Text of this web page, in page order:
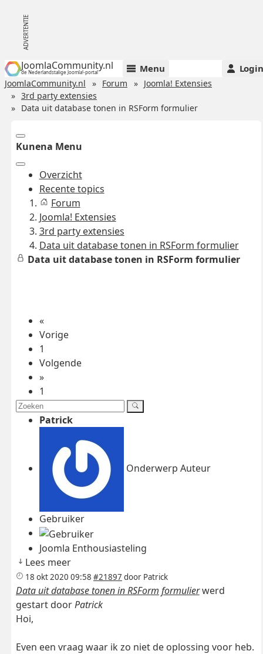
JoomlaCommunity.nl
de Nederlandstalige Joomla!-portal Menu Login
JoomlaCommunity.nl Forum
Joomla! Extensies
3rd party extensies
Data uit database tonen in RSForm formulier
Kunena Menu
Overzicht
Recente topics
Forum
Joomla! Extensies
3rd party extensies
Data uit database tonen in RSForm formulier
Data uit database tonen in RSForm formulier
«
Vorige
1
Volgende
»
1
Patrick
Onderwerp Auteur
Gebruiker
Joomla Enthousiasteling
Lees meer
18 okt 2020 09:58 #21897 door Patrick
Data uit database tonen in RSForm formulierwerd
gestart doorPatrick
Hoi,
Even een vraag waar ik zo niet de oplossing voor heb.